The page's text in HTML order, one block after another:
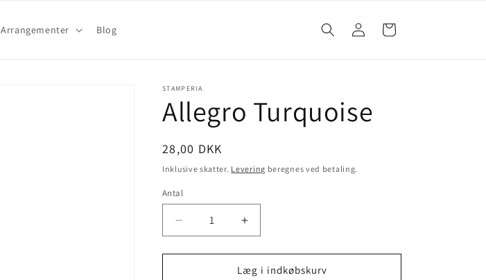
Arrangementer Blog
Log
ind
Indkøbskurv
STAMPERIA
Allegro Turquoise
28,00 DKK
Inklusive skatter. Levering beregnes ved betaling.
Antal
Læg i indkøbskurv